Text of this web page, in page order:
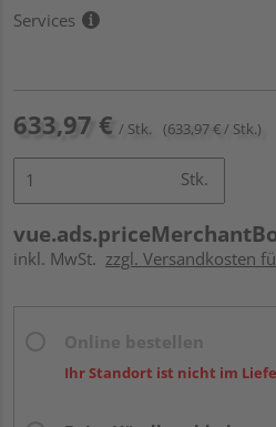
Services
633,97 € / Stk. (633,97 € / Stk.)
Stk.
inkl. MwSt. zzgl. Versandkosten
Ihr Standort ist nicht im